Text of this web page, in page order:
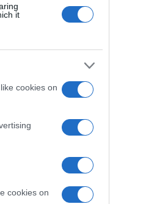
it
cookies on
cookies on
Il
Il